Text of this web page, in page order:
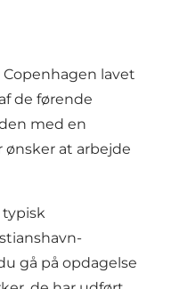
lavet
de førende
med en
at arbejde
typisk
gå på opdagelse